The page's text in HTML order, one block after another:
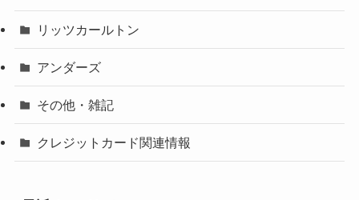
リッツカールトン
アンダーズ
その他・雑記
クレジットカード関連情報